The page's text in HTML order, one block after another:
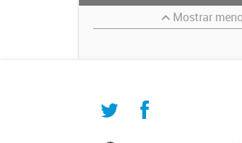
Mostrar